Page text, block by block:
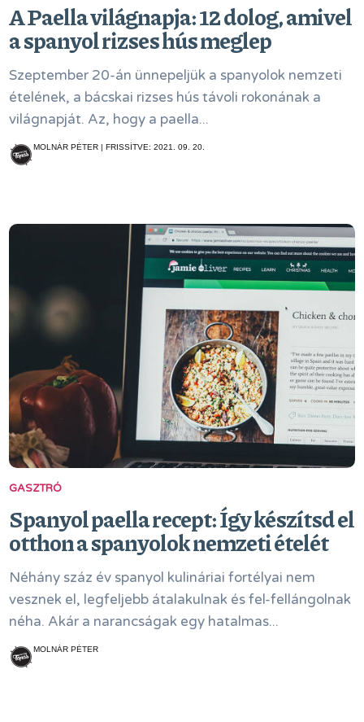
A Paella világnapja: 12 dolog, amivel
a spanyol rizses hús meglep
Szeptember 20-án ünnepeljük a spanyolok nemzeti
ételének, a bácskai rizses hús távoli rokonának a
világnapját. Az, hogy a paella...
MOLNÁR PÉTER | FRISSÍTVE: 2021. 09. 20.
GASZTRÓ
Spanyol paella recept: Így készítsd el
otthon a spanyolok nemzeti ételét
Néhány száz év spanyol kulináriai fortélyai nem
vesznek el, legfeljebb átalakulnak és fel-fellángolnak
néha. Akár a narancságak egy hatalmas...
MOLNÁR PÉTER